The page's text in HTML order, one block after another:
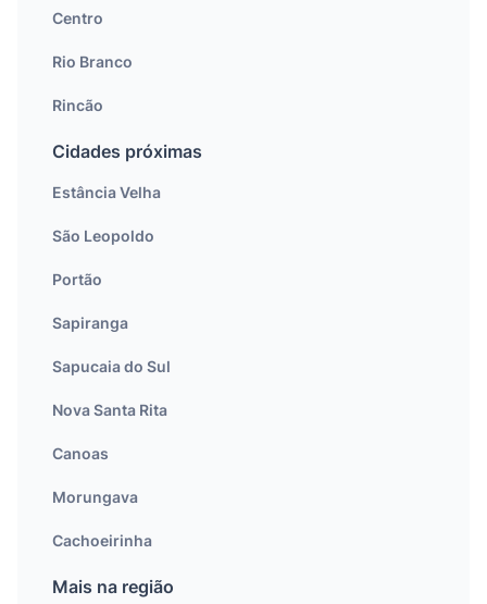
Centro
Rio Branco
Rincão
Cidades próximas
Estância Velha
São Leopoldo
Portão
Sapiranga
Sapucaia do Sul
Nova Santa Rita
Canoas
Morungava
Cachoeirinha
Mais na região